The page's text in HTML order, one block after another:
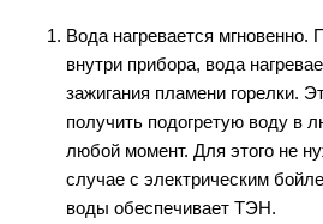
Вода нагревается мгновенно.
внутри прибора, вода
зажигания пламени горелки.
получить подогретую воду в
любой момент. Для этого не
случае с электрическим
воды обеспечивает ТЭН.